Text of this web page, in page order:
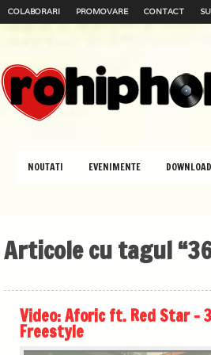
COLABORARI PROMOVARE CONTACT
NOUTATI EVENIMENTE DOWNLOAD
Articole cu tagul
Video: Aforic ft. Red Star –
Freestyle